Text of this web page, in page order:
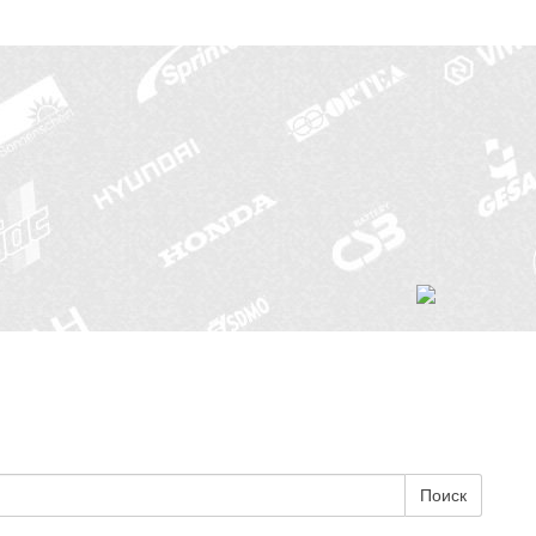
Поиск